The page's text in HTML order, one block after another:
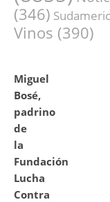
(346)
Vinos (390)
Miguel
Bosé,
padrino
de
la
Fundación
Lucha
Contra